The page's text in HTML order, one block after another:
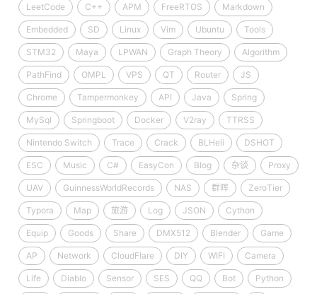
LeetCode C++ APM FreeRTOS Markdown
Embedded SD Linux Vim Ubuntu Tools
STM32 Maya LPWAN Graph Theory Algorithm
PathFind OMPL VPS QT Router JS
Chrome Tampermonkey API Java Spring
MySql Springboot Docker V2ray TTRSS
Nintendo Switch Trace Crack BLHeli DSHOT
ESC Music C# EasyCon Blog 杂谈 Proxy
UAV GuinnessWorldRecords NAS 群晖 ZeroTier
Typora Map 旅游 Log JSON Cython
Equip Goods Share DMX512 Blender Game
AP Network CloudFlare DIY WIFI Camera
Life Diablo Sensor SES QQ Bot Python